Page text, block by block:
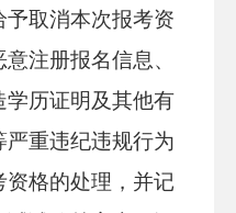
取消本次报考资
注册报名信息、
学历证明及其他有
重违纪违规行为
格的处理，并记